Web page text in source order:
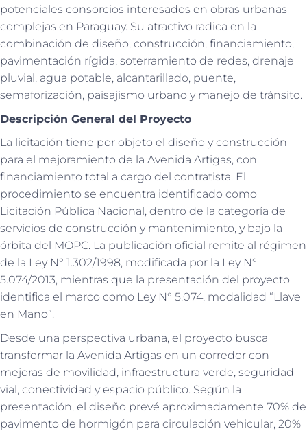
potenciales consorcios interesados en obras urbanas
complejas en Paraguay. Su atractivo radica en la
combinación de diseño, construcción, financiamiento,
pavimentación rígida, soterramiento de redes, drenaje
pluvial, agua potable, alcantarillado, puente,
semaforización, paisajismo urbano y manejo de tránsito.
Descripción General del Proyecto
La licitación tiene por objeto el diseño y construcción
para el mejoramiento de la Avenida Artigas, con
financiamiento total a cargo del contratista. El
procedimiento se encuentra identificado como
Licitación Pública Nacional, dentro de la categoría de
servicios de construcción y mantenimiento, y bajo la
órbita del MOPC. La publicación oficial remite al régimen
de la Ley N° 1.302/1998, modificada por la Ley N°
5.074/2013, mientras que la presentación del proyecto
identifica el marco como Ley N° 5.074, modalidad “Llave
en Mano”.
Desde una perspectiva urbana, el proyecto busca
transformar la Avenida Artigas en un corredor con
mejoras de movilidad, infraestructura verde, seguridad
vial, conectividad y espacio público. Según la
presentación, el diseño prevé aproximadamente 70% de
pavimento de hormigón para circulación vehicular, 20%